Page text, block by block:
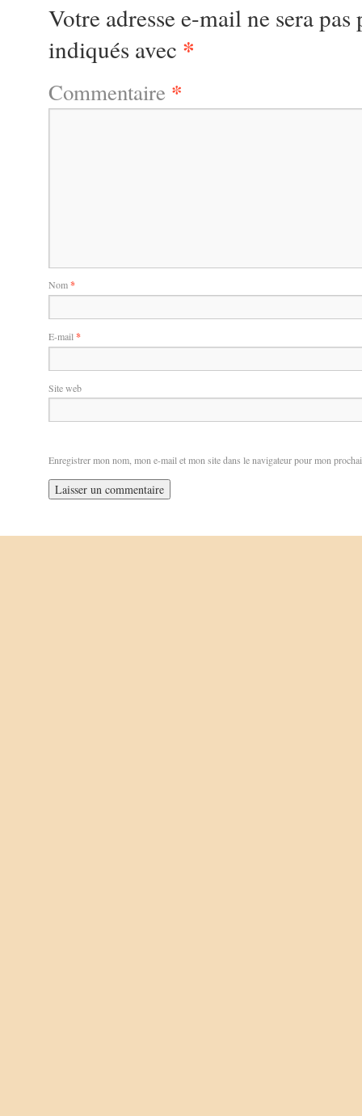
Votre adresse e-mail ne sera pas
indiqués avec *
Commentaire *
Nom*
E-mail *
Site web
Enregistrer mon nom, mon e-mail et mon site dans le navigateur pour mon